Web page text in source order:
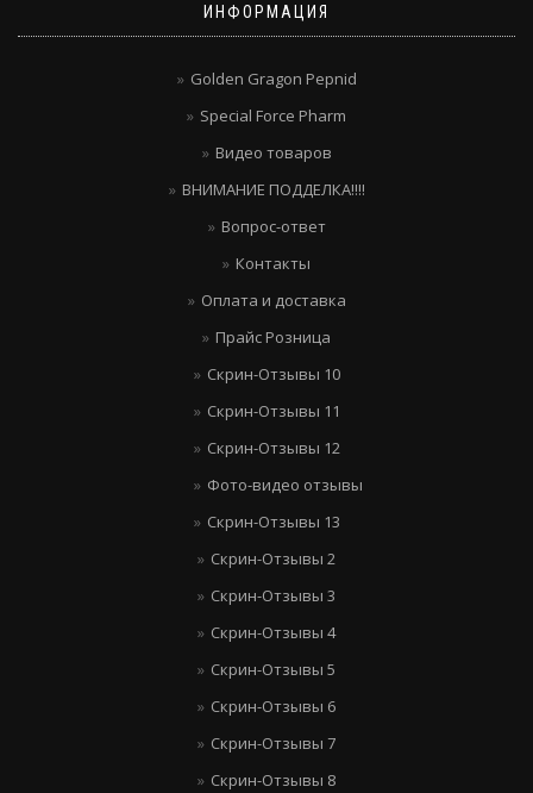
ИНФОРМАЦИЯ
Golden Gragon Pepnid
Special Force Pharm
Видео товаров
ВНИМАНИЕ ПОДДЕЛКА!!!!
Вопрос-ответ
Контакты
Оплата и доставка
Прайс Розница
Скрин-Отзывы 10
Скрин-Отзывы 11
Скрин-Отзывы 12
Фото-видео отзывы
Скрин-Отзывы 13
Скрин-Отзывы 2
Скрин-Отзывы 3
Скрин-Отзывы 4
Скрин-Отзывы 5
Скрин-Отзывы 6
Скрин-Отзывы 7
Скрин-Отзывы 8